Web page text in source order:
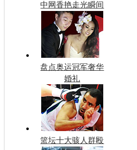
中网香艳走光瞬间
盘点奥运冠军奢华
婚礼
篮坛十大骇人群殴